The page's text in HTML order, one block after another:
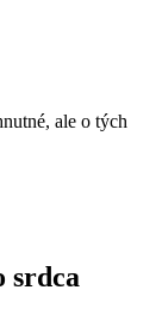
ale o tých
srdca